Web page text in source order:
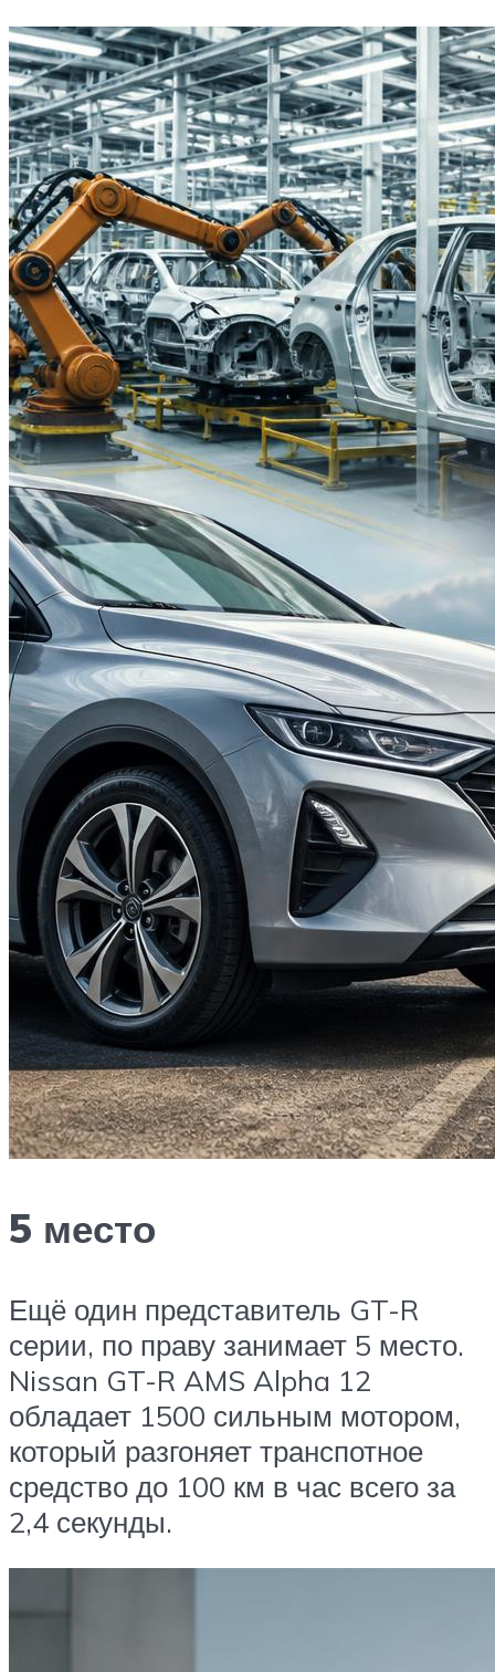
5 место
Ещё один представитель GT-R
серии, по праву занимает 5 место.
Nissan GT-R AMS Alpha 12
обладает 1500 сильным мотором,
который разгоняет транспотное
средство до 100 км в час всего за
2,4 секунды.